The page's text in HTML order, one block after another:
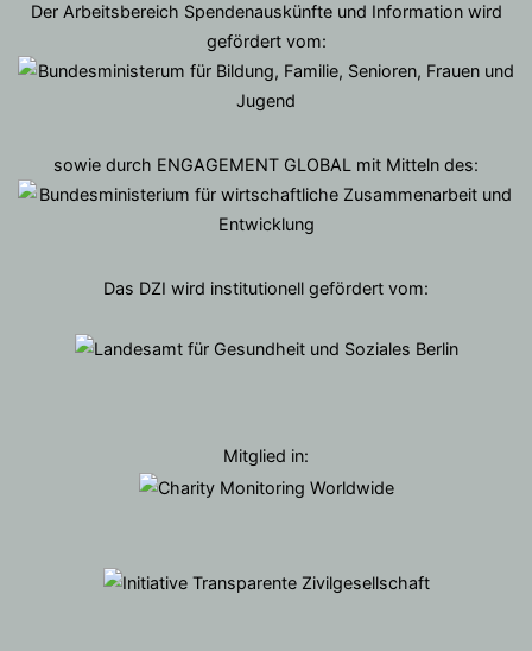
Der Arbeitsbereich Spendenauskünfte und Information wird
gefördert vom:
sowie durch ENGAGEMENT GLOBAL mit Mitteln des:
Das DZI wird institutionell gefördert vom:
Mitglied in: